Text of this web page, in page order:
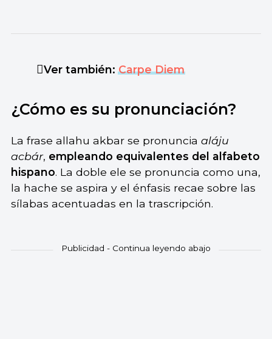
Ver también:Carpe Diem
¿Cómo es su pronunciación?
La frase allahu akbar se pronuncia aláju
acbár, empleando equivalentes del alfabeto
hispano. La doble ele se pronuncia como una,
la hache se aspira y el énfasis recae sobre las
sílabas acentuadas en la trascripción.